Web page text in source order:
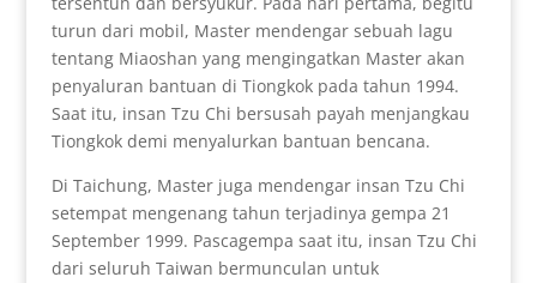
turun dari mobil, Master mendengar sebuah lagu
tentang Miaoshan yang mengingatkan Master akan
penyaluran bantuan di Tiongkok pada tahun 1994.
Saat itu, insan Tzu Chi bersusah payah menjangkau
Tiongkok demi menyalurkan bantuan bencana.
Di Taichung, Master juga mendengar insan Tzu Chi
setempat mengenang tahun terjadinya gempa 21
September 1999. Pascagempa saat itu, insan Tzu Chi
dari seluruh Taiwan bermunculan untuk